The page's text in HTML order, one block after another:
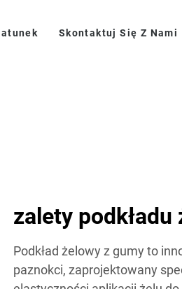
Skontaktuj Się Z Nami
zalety
Podkład żelowy z gumy to
paznokci, zaprojektowany